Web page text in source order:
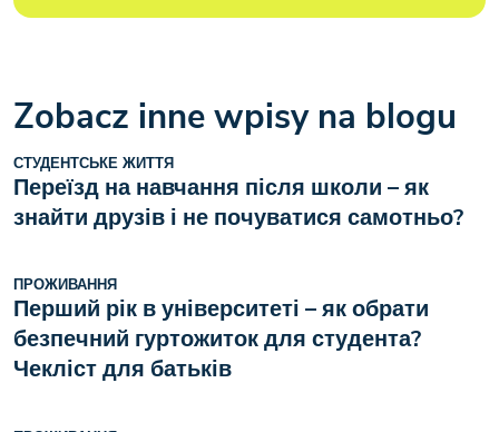
Zobacz inne wpisy na blogu
СТУДЕНТСЬКЕ ЖИТТЯ
Переїзд на навчання після школи – як
знайти друзів і не почуватися самотньо?
ПРОЖИВАННЯ
Перший рік в університеті – як обрати
безпечний гуртожиток для студента?
Чекліст для батьків